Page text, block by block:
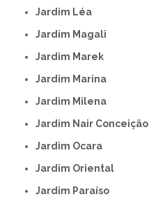
Jardim Léa
Jardim Magali
Jardim Marek
Jardim Marina
Jardim Milena
Jardim Nair Conceição
Jardim Ocara
Jardim Oriental
Jardim Paraíso